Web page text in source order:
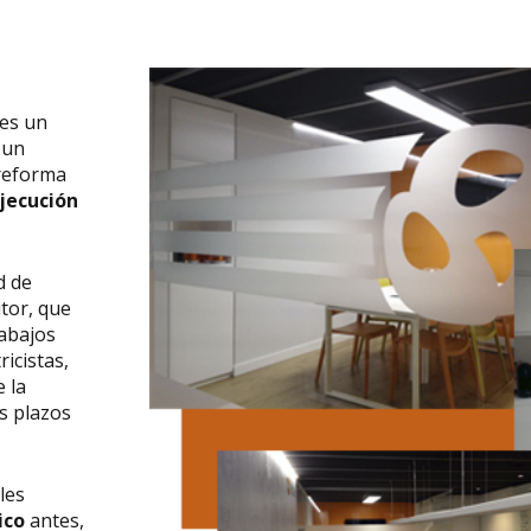
un
de
que
la
plazos
antes,